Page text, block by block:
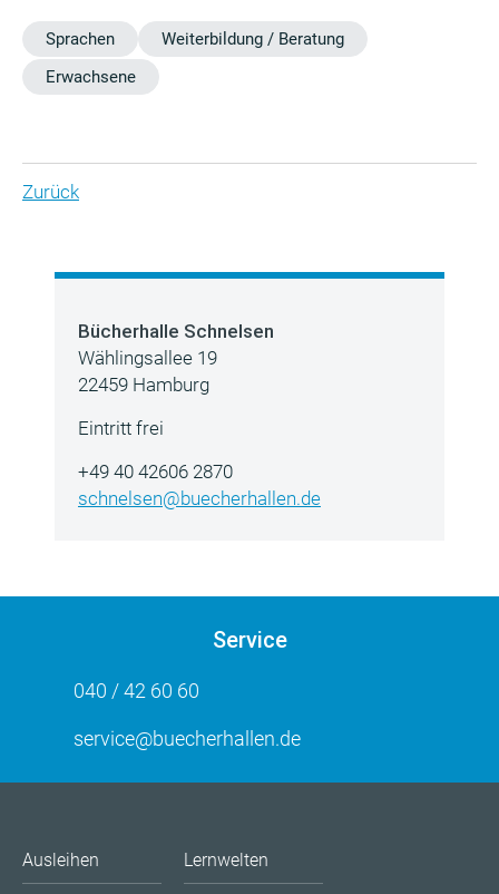
Sprachen
Weiterbildung / Beratung
Erwachsene
Zurück
Bücherhalle Schnelsen
Wählingsallee 19
22459 Hamburg
Eintritt frei
+49 40 42606 2870
schnelsen@buecherhallen.de
Service
040 / 42 60 60
service@buecherhallen.de
Ausleihen Lernwelten